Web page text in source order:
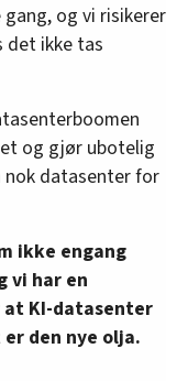
og vi risikerer
det ikke tas
og gjør ubotelig
nok datasenter for
ikke engang
vi har en
KI-datasenter
den nye olja.